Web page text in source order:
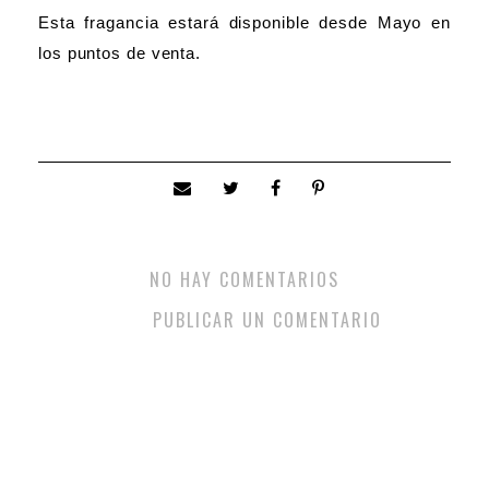
Esta fragancia estará disponible desde Mayo en
los puntos de venta.
NO HAY COMENTARIOS
PUBLICAR UN COMENTARIO